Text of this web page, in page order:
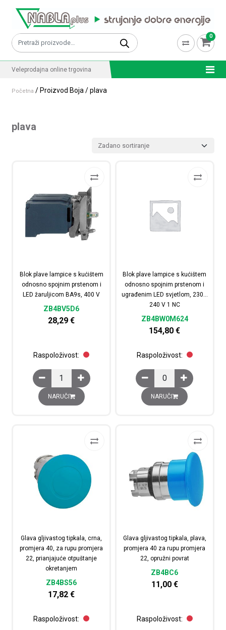
Pretraži: 0
Veleprodajna online trgovina
Početna / Proizvod Boja / plava
plava
Blok plave lampice s kućištem
odnosno spojnim prstenom i
LED žaruljicom BA9s, 400 V
ZB4BV5D6
28,29€
Raspoloživost:
Blok plave lampice s kućištem odnosno spojnim
NARUČI
Blok plave lampice s kućištem
odnosno spojnim prstenom i
ugrađenim LED svjetlom, 230…
240 V 1 NC
ZB4BW0M624
154,80€
Raspoloživost:
Blok plave lampice s
NARUČI
Glava gljivastog tipkala, crna,
promjera 40, za rupu promjera
22, prianjajuće otpuštanje
okretanjem
ZB4BS56
17,82€
Raspoloživost:
Glava gljivastog tipkala, plava,
promjera 40 za rupu promjera
22, opružni povrat
ZB4BC6
11,00 €
Raspoloživost: